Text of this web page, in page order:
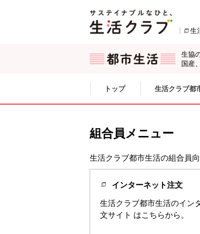
生
生協
国産
ここからサイト内共通メニューです。
サイト内共通メニューをスキップする
トップ 生活クラブ都
組合員メニュー
生活クラブ都市生活の組合員
インターネット注文
生活クラブ都市生活のイン
文サイト はこちらから。